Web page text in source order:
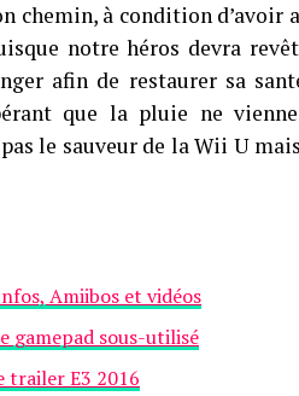
chemin, à condition d’avoir
notre héros devra
afin de restaurer sa
que la pluie ne
le sauveur de la Wii U
Amiibos et vidéos
gamepad sous-utilisé
trailer E3 2016